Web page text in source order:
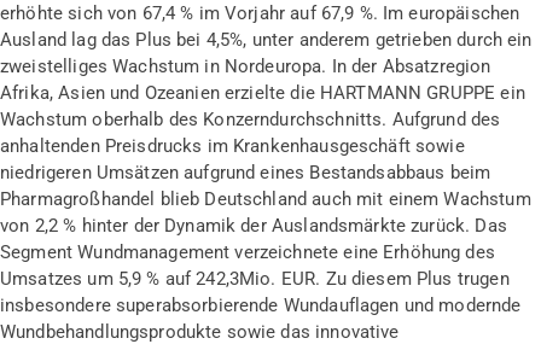
erhöhte sich von 67,4 % im Vorjahr auf 67,9 %. Im europäischen
Ausland lag das Plus bei 4,5%, unter anderem getrieben durch ein
zweistelliges Wachstum in Nordeuropa. In der Absatzregion
Afrika, Asien und Ozeanien erzielte die HARTMANN GRUPPE ein
Wachstum oberhalb des Konzerndurchschnitts. Aufgrund des
anhaltenden Preisdrucks im Krankenhausgeschäft sowie
niedrigeren Umsätzen aufgrund eines Bestandsabbaus beim
Pharmagroßhandel blieb Deutschland auch mit einem Wachstum
von 2,2 % hinter der Dynamik der Auslandsmärkte zurück. Das
Segment Wundmanagement verzeichnete eine Erhöhung des
Umsatzes um 5,9 % auf 242,3Mio. EUR. Zu diesem Plus trugen
insbesondere superabsorbierende Wundauflagen und modernde
Wundbehandlungsprodukte sowie das innovative